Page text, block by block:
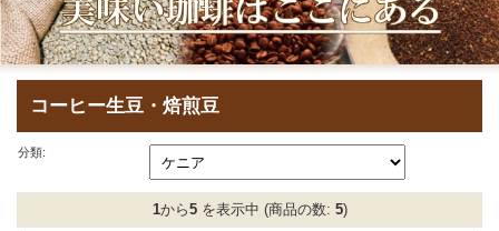
コーヒー生豆・焙煎豆
分類:
1から5を表示中 (商品の数: 5)